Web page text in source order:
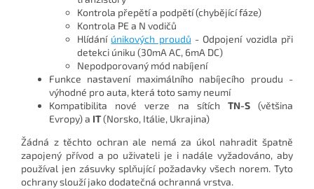
Kontrola přepětí a podpětí (chybějící fáze)
Kontrola PE a N vodičů
Hlídání únikových proudů - Odpojení vozidla při
detekci úniku (30mA AC, 6mA DC)
Nepodporovaný mód nabíjení
Funkce nastavení maximálního nabíjecího proudu -
výhodné pro auta, která toto samy neumí
Kompatibilita nové verze na sítích TN-S(většina
Evropy) a IT(Norsko, Itálie, Ukrajina)
Žádná z těchto ochran ale nemá za úkol nahradit špatně
zapojený přívod a po uživateli je i nadále vyžadováno, aby
používal jen zásuvky splňující požadavky všech norem. Tyto
ochrany slouží jako dodatečná ochranná vrstva.